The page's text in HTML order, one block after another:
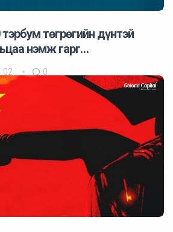
төгрөгийн дүнтэй
нэмж гарг…
02 0